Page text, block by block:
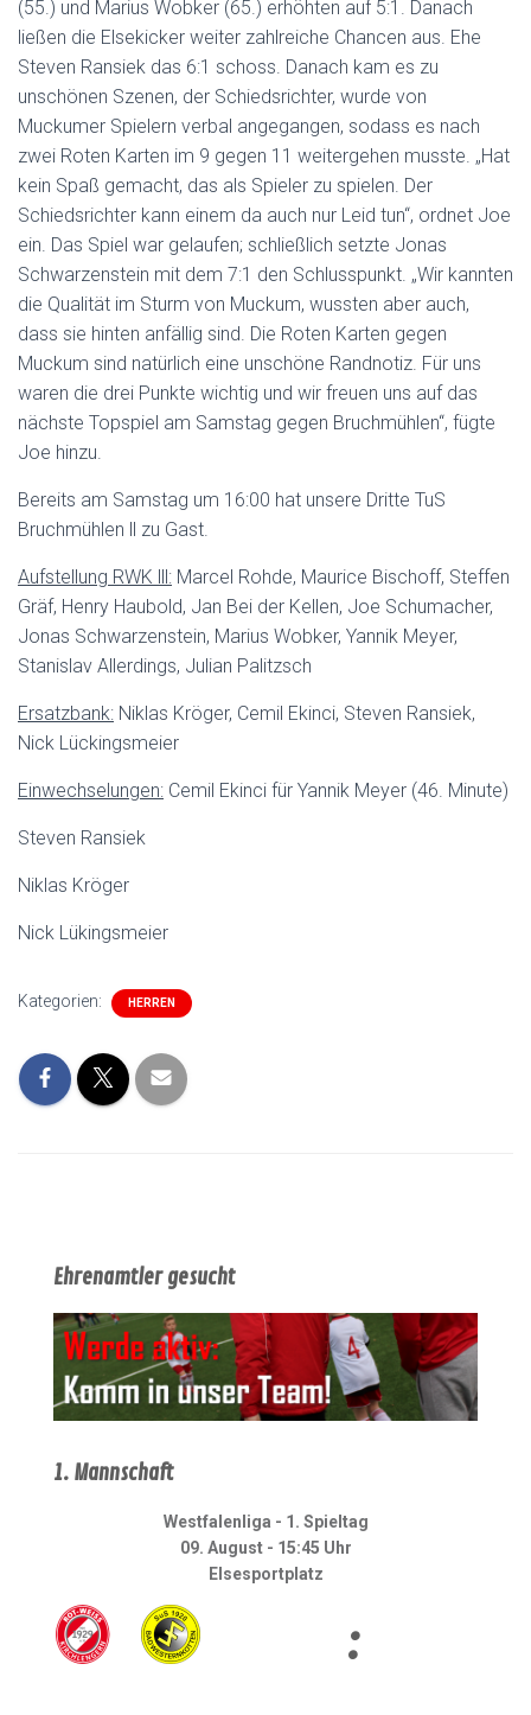
(55.) und Marius Wobker (65.) erhöhten auf 5:1. Danach
ließen die Elsekicker weiter zahlreiche Chancen aus. Ehe
Steven Ransiek das 6:1 schoss. Danach kam es zu
unschönen Szenen, der Schiedsrichter, wurde von
Muckumer Spielern verbal angegangen, sodass es nach
zwei Roten Karten im 9 gegen 11 weitergehen musste. „Hat
kein Spaß gemacht, das als Spieler zu spielen. Der
Schiedsrichter kann einem da auch nur Leid tun“, ordnet Joe
ein. Das Spiel war gelaufen; schließlich setzte Jonas
Schwarzenstein mit dem 7:1 den Schlusspunkt. „Wir kannten
die Qualität im Sturm von Muckum, wussten aber auch,
dass sie hinten anfällig sind. Die Roten Karten gegen
Muckum sind natürlich eine unschöne Randnotiz. Für uns
waren die drei Punkte wichtig und wir freuen uns auf das
nächste Topspiel am Samstag gegen Bruchmühlen“, fügte
Joe hinzu.
Bereits am Samstag um 16:00 hat unsere Dritte TuS
Bruchmühlen ll zu Gast.
Aufstellung RWK lll: Marcel Rohde, Maurice Bischoff, Steffen
Gräf, Henry Haubold, Jan Bei der Kellen, Joe Schumacher,
Jonas Schwarzenstein, Marius Wobker, Yannik Meyer,
Stanislav Allerdings, Julian Palitzsch
Ersatzbank: Niklas Kröger, Cemil Ekinci, Steven Ransiek,
Nick Lückingsmeier
Einwechselungen: Cemil Ekinci für Yannik Meyer (46. Minute)
Steven Ransiek
Niklas Kröger
Nick Lükingsmeier
Kategorien: HERREN
Ehrenamtler gesucht
1. Mannschaft
Westfalenliga - 1. Spieltag
09. August - 15:45 Uhr
Elsesportplatz
: